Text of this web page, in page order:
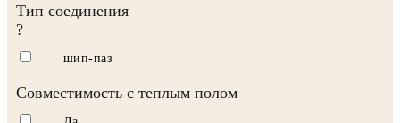
Тип соединения
?
шип-паз
Совместимость с теплым полом